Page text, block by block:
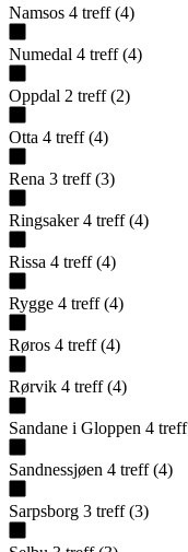
Namsos 4 treff (4)
Numedal 4 treff (4)
Oppdal 2 treff (2)
Otta 4 treff (4)
Rena 3 treff (3)
Ringsaker 4 treff (4)
Rissa 4 treff (4)
Rygge 4 treff (4)
Røros 4 treff (4)
Rørvik 4 treff (4)
Sandane i Gloppen 4 treff
Sandnessjøen 4 treff (4)
Sarpsborg 3 treff (3)